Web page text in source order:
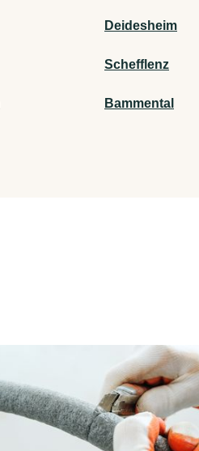
Deidesheim
Schefflenz
Bammental